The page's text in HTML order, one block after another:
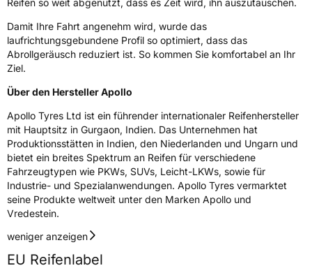
Allgemeine Produktsicherheit (GPSR)
HerstellerkontaktApollo Tyres NL B.V., Ir. E.L.C. Schiffstraat
370 7547 RD Enschede Niederlande,
www.apollotyres.com
Reifen so weit abgenutzt, dass es Zeit wird, ihn auszutauschen.
Damit Ihre Fahrt angenehm wird, wurde das
laufrichtungsgebundene Profil so optimiert, dass das
Abrollgeräusch reduziert ist. So kommen Sie komfortabel an Ihr
Ziel.
Über den Hersteller Apollo
Apollo Tyres Ltd ist ein führender internationaler Reifenhersteller
mit Hauptsitz in Gurgaon, Indien. Das Unternehmen hat
Produktionsstätten in Indien, den Niederlanden und Ungarn und
bietet ein breites Spektrum an Reifen für verschiedene
Fahrzeugtypen wie PKWs, SUVs, Leicht-LKWs, sowie für
Industrie- und Spezialanwendungen. Apollo Tyres vermarktet
seine Produkte weltweit unter den Marken Apollo und
Vredestein.
weniger anzeigen
EU Reifenlabel